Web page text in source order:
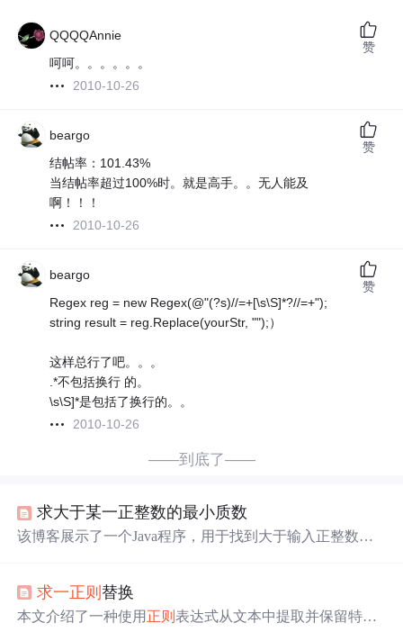
QQQQAnnie
呵呵。。。。。。
2010-10-26
赞
beargo
结帖率：101.43%
当结帖率超过100%时。就是高手。。无人能及
啊！！！
2010-10-26
赞
beargo
Regex reg = new Regex(@"(?s)//=+[\s\S]*?//=+");
string result = reg.Replace(yourStr, "");）
这样总行了吧。。。
.*不包括换行 的。
\s\S]*是包括了换行的。。
2010-10-26
赞
——到底了——
求大于某一正整数的最小质数
该博客展示了一个Java程序，用于找到大于输入正整数的
直到找到质数为止。另一个辅助方法`iszhishu`判断一个数
是否为质数，通过遍历从2到n-1的所有数来验证。
求一正则 替换
本文介绍了一种使用 正则表达式从文本中提取并保留特定